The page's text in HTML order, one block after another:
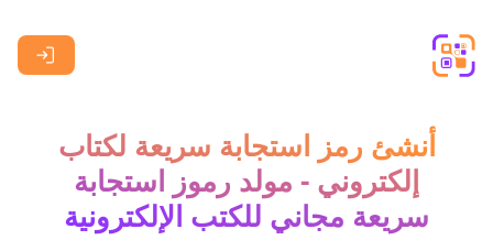
أنشئ رمز استجابة سريعة لكتاب
إلكتروني - مولد رموز استجابة
سريعة مجاني للكتب الإلكترونية